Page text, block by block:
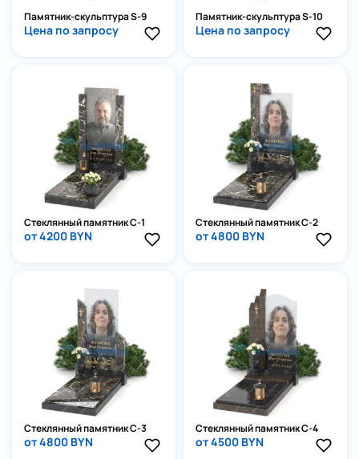
Памятник-скульптура S-9
Цена по запросу
Памятник-скульптура S-10
Цена по запросу
Стеклянный памятник С-1
от 4200 BYN
Стеклянный памятник С-2
от 4800 BYN
Стеклянный памятник С-3
от 4800 BYN
Стеклянный памятник С-4
от 4500 BYN